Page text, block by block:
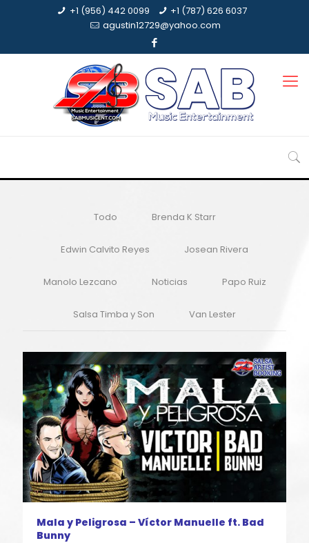
+1 (956) 442 0099
+1 (787) 626 6037
agustin12729@yahoo.com
Todo Brenda K Starr
Edwin Calvito Reyes Josean Rivera
Manolo Lezcano Noticias Papo Ruiz
Salsa Timba y Son Van Lester
Mala y Peligrosa – Víctor Manuelle ft. Bad
Bunny